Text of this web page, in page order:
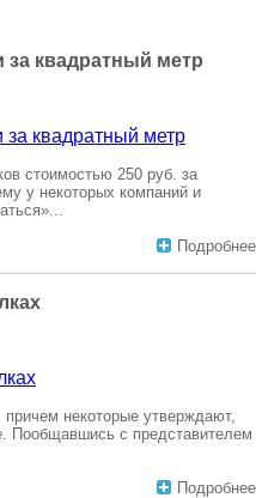
квадратный метр
стоимостью 250 руб. за
у некоторых компаний и
Подробнее
причем некоторые утверждают,
Пообщавшись с представителем
Подробнее